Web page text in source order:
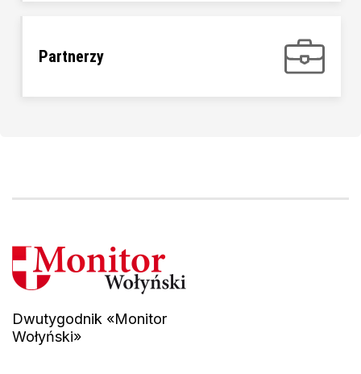
Partnerzy
Dwutygodnik «Monitor
Wołyński»